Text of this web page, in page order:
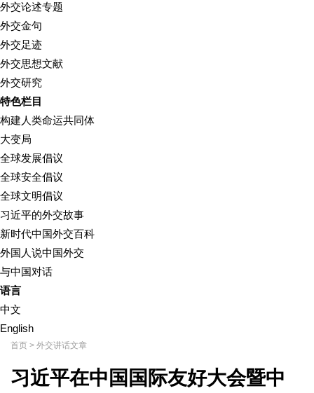
外交论述专题
外交金句
外交足迹
外交思想文献
外交研究
特色栏目
构建人类命运共同体
大变局
全球发展倡议
全球安全倡议
全球文明倡议
习近平的外交故事
新时代中国外交百科
外国人说中国外交
与中国对话
语言
中文
English
首页 > 外交讲话文章
习近平在中国国际友好大会暨中